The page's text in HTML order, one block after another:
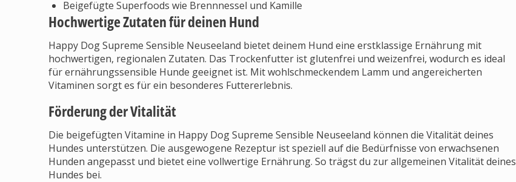
Beigefügte Superfoods wie Brennnessel und Kamille
Hochwertige Zutaten für deinen Hund
Happy Dog Supreme Sensible Neuseeland bietet deinem Hund eine erstklassige Ernährung mit
hochwertigen, regionalen Zutaten. Das Trockenfutter ist glutenfrei und weizenfrei, wodurch es ideal
für ernährungssensible Hunde geeignet ist. Mit wohlschmeckendem Lamm und angereicherten
Vitaminen sorgt es für ein besonderes Futtererlebnis.
Förderung der Vitalität
Die beigefügten Vitamine in Happy Dog Supreme Sensible Neuseeland können die Vitalität deines
Hundes unterstützen. Die ausgewogene Rezeptur ist speziell auf die Bedürfnisse von erwachsenen
Hunden angepasst und bietet eine vollwertige Ernährung. So trägst du zur allgemeinen Vitalität deines
Hundes bei.